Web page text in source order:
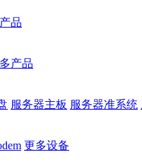
品
产品
服务器主板 服务器准系统
更多设备